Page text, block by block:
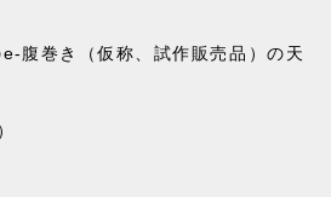
腹巻き（仮称、試作販売品）の天